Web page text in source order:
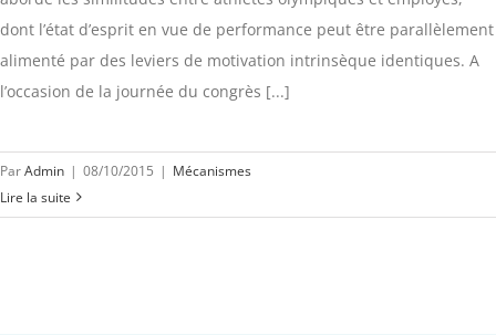
dont l’état d’esprit en vue de performance peut être parallèlement
alimenté par des leviers de motivation intrinsèque identiques. A
l’occasion de la journée du congrès [...]
ParAdmin | 08/10/2015 | Mécanismes
Lire la suite